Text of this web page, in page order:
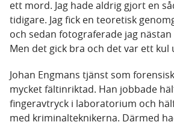
ett mord. Jag hade aldrig gjort en
tidigare. Jag fick en teoretisk
och sedan fotograferade jag
Men det gick bra och det var ett kul
Johan Engmans tjänst som
mycket fältinriktad. Han jobbade
fingeravtryck i laboratorium och
med kriminalteknikerna. Därmed